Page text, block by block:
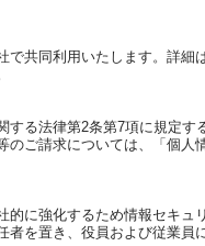
で共同利用いたします。詳細
する法律第2条第7項に規定す
のご請求については、「個人
的に強化するため情報セキュ
者を置き、役員および従業員